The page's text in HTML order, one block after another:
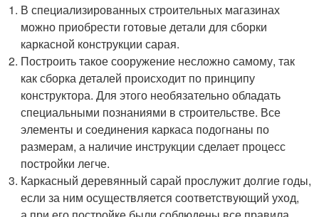
В специализированных строительных магазинах
можно приобрести готовые детали для сборки
каркасной конструкции сарая.
Построить такое сооружение несложно самому, так
как сборка деталей происходит по принципу
конструктора. Для этого необязательно обладать
специальными познаниями в строительстве. Все
элементы и соединения каркаса подогнаны по
размерам, а наличие инструкции сделает процесс
постройки легче.
Каркасный деревянный сарай прослужит долгие годы,
если за ним осуществляется соответствующий уход,